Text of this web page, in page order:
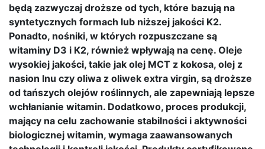
będą zazwyczaj droższe od tych, które bazują na
syntetycznych formach lub niższej jakości K2.
Ponadto, nośniki, w których rozpuszczane są
witaminy D3 i K2, również wpływają na cenę. Oleje
wysokiej jakości, takie jak olej MCT z kokosa, olej z
nasion lnu czy oliwa z oliwek extra virgin, są droższe
od tańszych olejów roślinnych, ale zapewniają lepsze
wchłanianie witamin. Dodatkowo, proces produkcji,
mający na celu zachowanie stabilności i aktywności
biologicznej witamin, wymaga zaawansowanych